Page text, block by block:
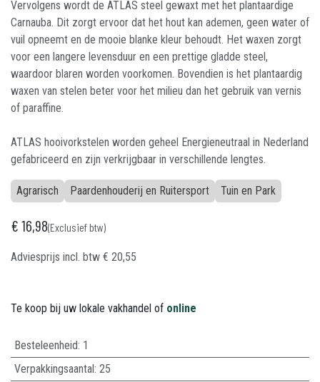
Vervolgens wordt de ATLAS steel gewaxt met het plantaardige
Carnauba. Dit zorgt ervoor dat het hout kan ademen, geen water of
vuil opneemt en de mooie blanke kleur behoudt. Het waxen zorgt
voor een langere levensduur en een prettige gladde steel,
waardoor blaren worden voorkomen. Bovendien is het plantaardig
waxen van stelen beter voor het milieu dan het gebruik van vernis
of paraffine.
ATLAS hooivorkstelen worden geheel Energieneutraal in Nederland
gefabriceerd en zijn verkrijgbaar in verschillende lengtes.
Agrarisch Paardenhouderij en Ruitersport Tuin en Park
€16,98(Exclusief btw)
Adviesprijs incl. btw € 20,55
Te koop bij uw lokale vakhandel of online
Besteleenheid: 1
Verpakkingsaantal: 25